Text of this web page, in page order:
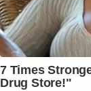
7 Times
Drug Store!"